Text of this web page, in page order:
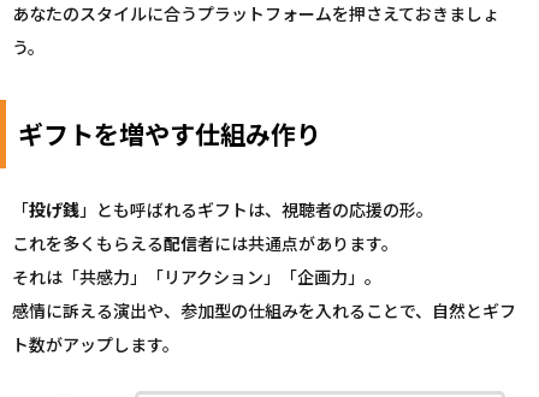
あなたのスタイルに合うプラットフォームを押さえておきましょ
う。
ギフトを増やす仕組み作り
「投げ銭」とも呼ばれるギフトは、視聴者の応援の形。
これを多くもらえる配信者には共通点があります。
それは「共感力」「リアクション」「企画力」。
感情に訴える演出や、参加型の仕組みを入れることで、自然とギフ
ト数がアップします。